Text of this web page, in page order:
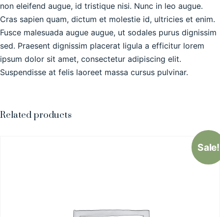
non eleifend augue, id tristique nisi. Nunc in leo augue.
Cras sapien quam, dictum et molestie id, ultricies et enim.
Fusce malesuada augue augue, ut sodales purus dignissim
sed. Praesent dignissim placerat ligula a efficitur lorem
ipsum dolor sit amet, consectetur adipiscing elit.
Suspendisse at felis laoreet massa cursus pulvinar.
Related products
Sale!